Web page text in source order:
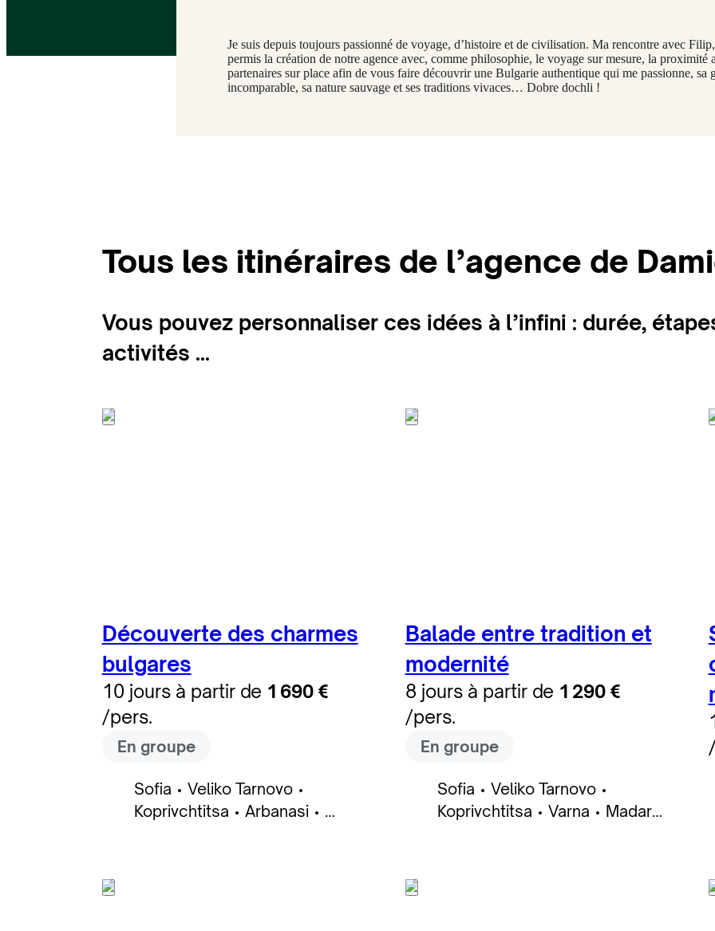
Je suis depuis toujours passionné de voyage, d’histoire et de civilisation. Ma rencontre avec
permis la création de notre agence avec, comme philosophie, le voyage sur mesure, la proximité
partenaires sur place afin de vous faire découvrir une Bulgarie authentique qui me passionne, sa
incomparable, sa nature sauvage et ses traditions vivaces… Dobre dochli !
Tous les itinéraires de l’agence de
Vous pouvez personnaliser ces idées à l’infini : durée,
activités ...
Découverte des charmes
bulgares
10 jours à partir de 1 690 €
/pers.
En groupe
Sofia
Veliko Tarnovo
Koprivchtitsa
Arbanasi
Balade entre tradition et
modernité
8 jours à partir de 1 290 €
/pers.
En groupe
Sofia
Veliko Tarnovo
Koprivchtitsa
Varna
Madara